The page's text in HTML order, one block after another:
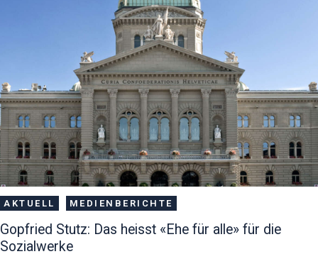
AKTUELL MEDIENBERICHTE
Gopfried Stutz: Das heisst «Ehe für alle» für die
Sozialwerke